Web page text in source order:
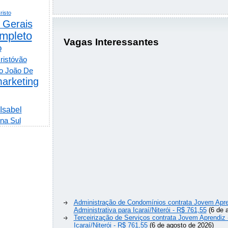
Vagas Interessantes
Administração de Condomínios contrata Jovem
Administrativa para Icaraí/Niterói - R$ 761,55(6 de
Terceirização de Serviços contrata Jovem Aprendiz
Icaraí/Niterói - R$ 761,55(6 de agosto de 2026)
João De
Sul